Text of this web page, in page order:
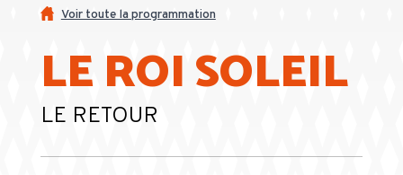
Voir toute la programmation
LE ROI SOLEIL
LE RETOUR